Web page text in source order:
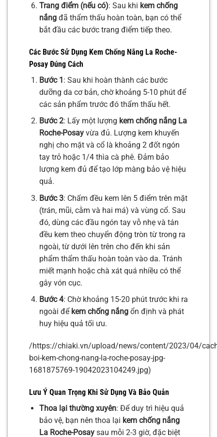
Trang điểm (nếu có): Sau khi kem chống
nắngđã thẩm thấu hoàn toàn, bạn có thể
bắt đầu các bước trang điểm tiếp theo.
Các Bước Sử Dụng Kem Chống Nắng La Roche-
Posay Đúng Cách
Bước 1: Sau khi hoàn thành các bước
dưỡng da cơ bản, chờ khoảng 5-10 phút để
các sản phẩm trước đó thẩm thấu hết.
Bước 2: Lấy một lượng kem chống nắng La
Roche-Posayvừa đủ. Lượng kem khuyến
nghị cho mặt và cổ là khoảng 2 đốt ngón
tay trỏ hoặc 1/4 thìa cà phê. Đảm bảo
lượng kem đủ để tạo lớp màng bảo vệ hiệu
quả.
Bước 3: Chấm đều kem lên 5 điểm trên mặt
(trán, mũi, cằm và hai má) và vùng cổ. Sau
đó, dùng các đầu ngón tay vỗ nhẹ và tán
đều kem theo chuyển động tròn từ trong ra
ngoài, từ dưới lên trên cho đến khi sản
phẩm thẩm thấu hoàn toàn vào da. Tránh
miết mạnh hoặc chà xát quá nhiều có thể
gây vón cục.
Bước 4: Chờ khoảng 15-20 phút trước khi ra
ngoài để kem chống nắngổn định và phát
huy hiệu quả tối ưu.
/https://chiaki.vn/upload/news/content/2023/04/
boi-kem-chong-nang-la-roche-posay-jpg-
1681875769-19042023104249.jpg)
Lưu Ý Quan Trọng Khi Sử Dụng Và Bảo Quản
Thoa lại thường xuyên: Để duy trì hiệu quả
bảo vệ, bạn nên thoa lại kem chống nắng
La Roche-Posaysau mỗi 2-3 giờ, đặc biệt